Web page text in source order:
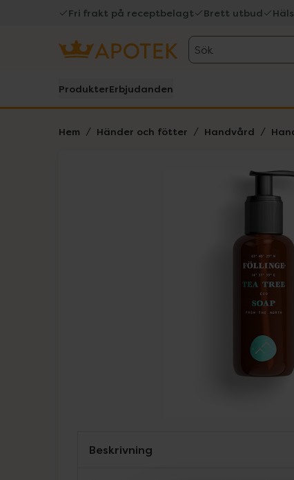
Fri frakt på receptbelagt Brett utbud
Sök
ProdukterErbjudanden
Hem Händer och fötter Handvård
Beskrivning